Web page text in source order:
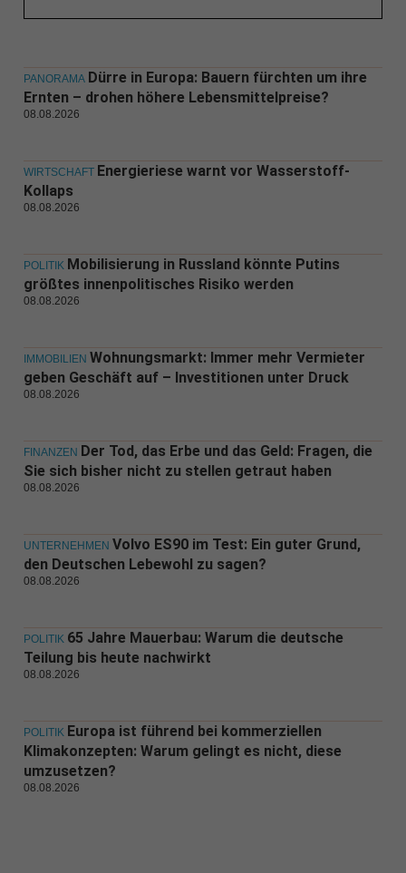
PANORAMA Dürre in Europa: Bauern fürchten um ihre
Ernten – drohen höhere Lebensmittelpreise?
08.08.2026
WIRTSCHAFT Energieriese warnt vor Wasserstoff-
Kollaps
08.08.2026
POLITIK Mobilisierung in Russland könnte Putins
größtes innenpolitisches Risiko werden
08.08.2026
IMMOBILIEN Wohnungsmarkt: Immer mehr Vermieter
geben Geschäft auf – Investitionen unter Druck
08.08.2026
FINANZEN Der Tod, das Erbe und das Geld: Fragen, die
Sie sich bisher nicht zu stellen getraut haben
08.08.2026
UNTERNEHMEN Volvo ES90 im Test: Ein guter Grund,
den Deutschen Lebewohl zu sagen?
08.08.2026
POLITIK 65 Jahre Mauerbau: Warum die deutsche
Teilung bis heute nachwirkt
08.08.2026
POLITIK Europa ist führend bei kommerziellen
Klimakonzepten: Warum gelingt es nicht, diese
umzusetzen?
08.08.2026